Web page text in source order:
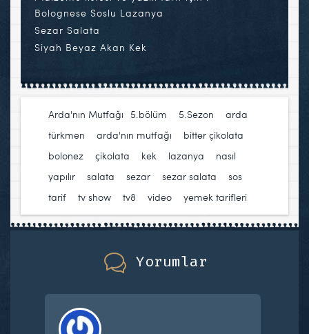
Bolognese Soslu Lazanya
Sezar Salata
Siyah Beyaz Akan Kek
Arda'nın Mutfağı 5.bölüm 5.Sezon
arda
türkmen
arda'nın mutfağı bitter çikolata
bolonez
çikolata kek lazanya
nasıl
yapılır
salata sezar sezar salata sos
tarif
tv show tv8 video yemek tarifleri
Yorumlar